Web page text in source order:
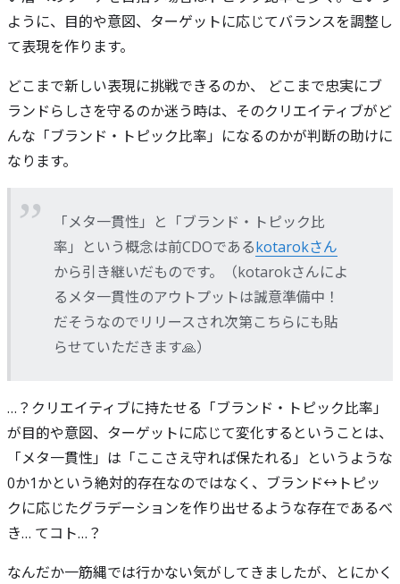
ように、目的や意図、ターゲットに応じてバランスを調整し
て表現を作ります。
どこまで新しい表現に挑戦できるのか、 どこまで忠実にブ
ランドらしさを守るのか迷う時は、そのクリエイティブがど
んな「ブランド・トピック比率」になるのかが判断の助けに
なります。
「メタ一貫性」と「ブランド・トピック比
率」という概念は前CDOであるkotarokさん
から引き継いだものです。（kotarokさんによ
るメタ一貫性のアウトプットは誠意準備中！
だそうなのでリリースされ次第こちらにも貼
らせていただきます🙏）
…？クリエイティブに持たせる「ブランド・トピック比率」
が目的や意図、ターゲットに応じて変化するということは、
「メタ一貫性」は「ここさえ守れば保たれる」というような
0か1かという絶対的存在なのではなく、ブランド↔︎トピッ
クに応じたグラデーションを作り出せるような存在であるべ
き… てコト…？
なんだか一筋縄では行かない気がしてきましたが、とにかく